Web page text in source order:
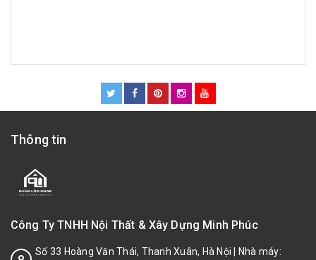
Thông tin
Công Ty TNHH Nội Thất & Xây Dựng Minh Phúc
Số 33 Hoàng Văn Thái, Thanh Xuân, Hà Nội | Nhà máy: